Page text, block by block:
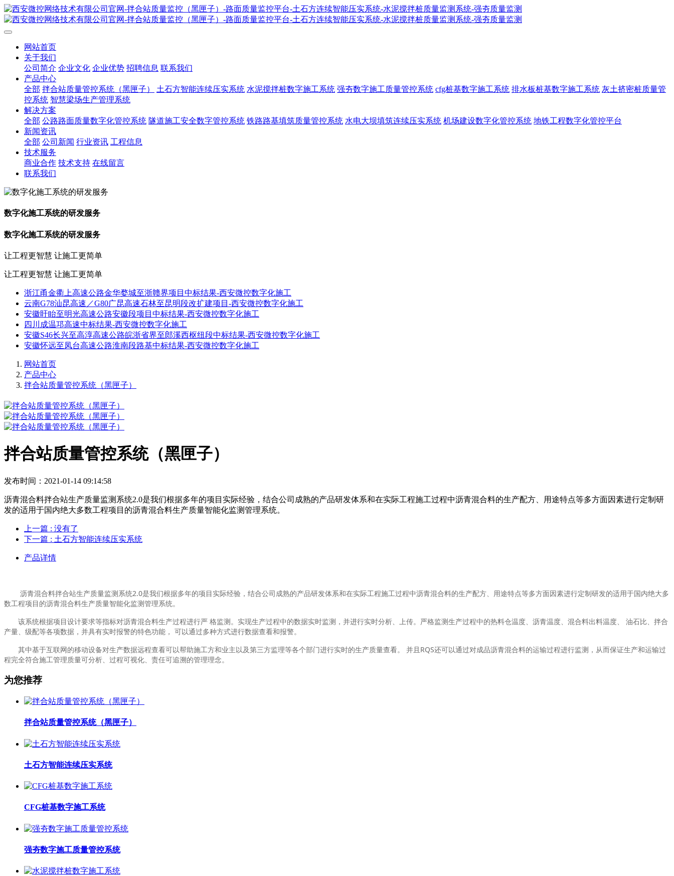
网站首页
关于我们
公司简介 企业文化 企业优势 招聘信息 联系我们
产品中心
全部 拌合站质量管控系统（黑匣子） 土石方智能连续压实系统 水泥搅拌桩数字施工系统 强夯数字施工质量管控系统 cfg桩基数字施工系统 排水板桩基数字施工系统 灰土挤密桩质量管
控系统 智慧梁场生产管理系统
解决方案
全部 公路路面质量数字化管控系统 隧道施工安全数字管控系统 铁路路基填筑质量管控系统 水电大坝填筑连续压实系统 机场建设数字化管控系统 地铁工程数字化管控平台
新闻资讯
全部 公司新闻 行业资讯 工程信息
技术服务
商业合作 技术支持 在线留言
联系我们
数字化施工系统的研发服务
数字化施工系统的研发服务
让工程更智慧 让施工更简单
让工程更智慧 让施工更简单
浙江甬金衢上高速公路金华婺城至浙赣界项目中标结果-西安微控数字化施工
云南G78汕昆高速／G80广昆高速石林至昆明段改扩建项目-西安微控数字化施工
安徽盱眙至明光高速公路安徽段项目中标结果-西安微控数字化施工
四川成温邛高速中标结果-西安微控数字化施工
安徽S46长兴至高淳高速公路皖浙省界至郎溪西枢纽段中标结果-西安微控数字化施工
安徽怀远至凤台高速公路淮南段路基中标结果-西安微控数字化施工
网站首页
产品中心
拌合站质量管控系统（黑匣子）
拌合站质量管控系统（黑匣子）
发布时间：2021-01-14 09:14:58
沥青混合料拌合站生产质量监测系统2.0是我们根据多年的项目实际经验，结合公司成熟的产品研发体系和在实际工程施工过程中沥青混合料的生产配方、用途特点等多方面因素进行定制研
发的适用于国内绝大多数工程项目的沥青混合料生产质量智能化监测管理系统。
上一篇 : 没有了
下一篇 : 土石方智能连续压实系统
产品详情
沥青混合料拌合站生产质量监测系统2.0是我们根据多年的项目实际经验，结合公司成熟的产品研发体系和在实际工程施工过程中沥青混合料的生产配方、用途特点等多方面因素进行定制研发的适用于国内绝大多
数工程项目的沥青混合料生产质量智能化监测管理系统。
该系统根据项目设计要求等指标对沥青混合料生产过程进行严 格监测。实现生产过程中的数据实时监测，并进行实时分析、上传。严格监测生产过程中的热料仓温度、沥青温度、混合料出料温度、 油石比、拌合
产量、级配等各项数据，并具有实时报警的特色功能， 可以通过多种方式进行数据查看和报警。
其中基于互联网的移动设备对生产数据远程查看可以帮助施工方和业主以及第三方监理等各个部门进行实时的生产质量查看。 并且RQS还可以通过对成品沥青混合料的运输过程进行监测，从而保证生产和运输过
程完全符合施工管理质量可分析、过程可视化、责任可追溯的管理理念。
为您推荐
拌合站质量管控系统（黑匣子）
土石方智能连续压实系统
CFG桩基数字施工系统
强夯数字施工质量管控系统